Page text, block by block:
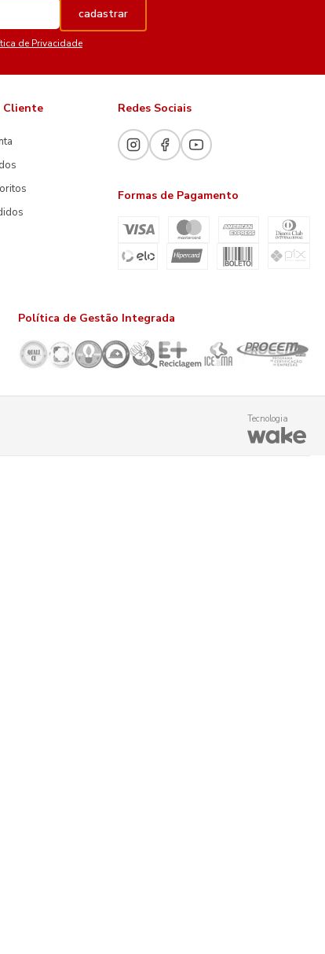
cadastrar
de Privacidade
Cliente Redes Sociais
Formas de Pagamento
Política de Gestão Integrada
Tecnologia